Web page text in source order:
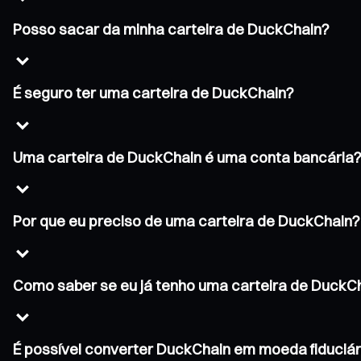
Posso sacar da minha carteira de DuckChain?
É seguro ter uma carteira de DuckChain?
Uma carteira de DuckChain é uma conta bancária?
Por que eu preciso de uma carteira de DuckChain?
Como saber se eu já tenho uma carteira de
É possível converter DuckChain em moeda